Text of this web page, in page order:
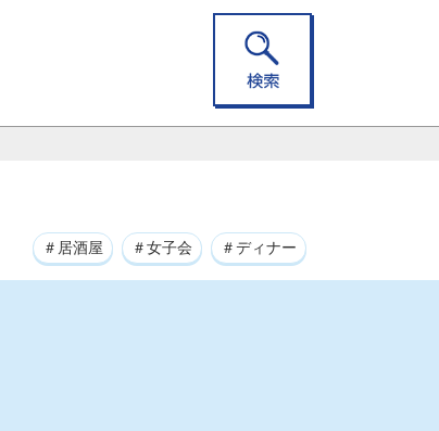
＃居酒屋 ＃女子会 ＃ディナー